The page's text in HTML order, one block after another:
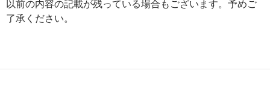
以前の内容の記載が残っている場合もございます。予めご
了承ください。